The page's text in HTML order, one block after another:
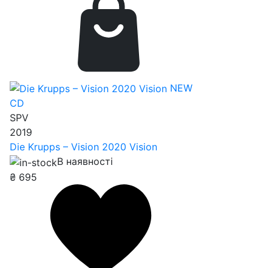
NEW
CD
SPV
2019
Die Krupps – Vision 2020 Vision
В наявності
₴ 695